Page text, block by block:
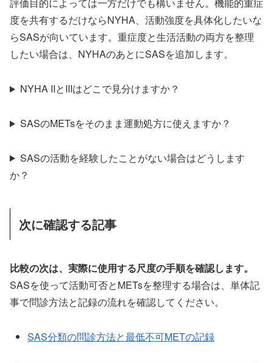
評価目的によっては一方だけでも構いません。機能的重症
度を共有するだけならNYHA、活動強度を具体化したいな
らSASが向いています。重症度と生活活動の両方を整理
したい場合は、NYHAのあとにSASを追加します。
NYHA IIとIIIはどこで見分けますか？
SASのMETsをそのまま運動処方に使えますか？
SASの活動を経験したことがない場合はどうします
か？
次に確認する記事
比較の次は、実際に使用する尺度の手順を確認します。
SASを使って活動可否とMETsを整理する場合は、単体記
事で問診方法と記録の流れを確認してください。
SAS分類の問診方法と最低不可METの記録